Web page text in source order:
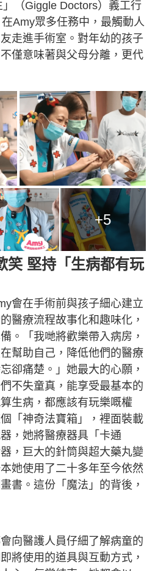
（Giggle Doctors）義工行
Amy眾多任務中，最觸動人
走進手術室。對年幼的孩子
僅意味著與父母分離，更代
+5
笑 堅持「生病都有玩
會在手術前與孩子細心建立
醫療流程故事化和趣味化，
。「我哋將歡樂帶入病房，
幫助自己，降低他們的醫療
卻痛楚。」她最大的心願，
不失童真，能享受最基本的
生病，都應該有玩樂嘅權
「神奇法寶箱」，裡面裝載
，她將醫療器具「卡通
，巨大的針筒與超大藥丸變
她使用了二十多年至今依然
書。這份「魔法」的背後，
向醫護人員仔細了解病童的
將使用的道具與互動方式，